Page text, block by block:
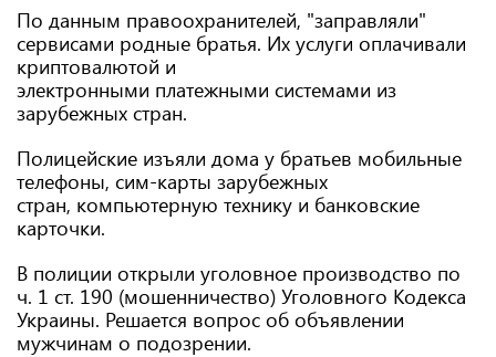
По данным правоохранителей, "заправляли"
сервисами родные братья. Их услуги оплачивали
криптовалютой и
электронными платежными системами из
зарубежных стран.
Полицейские изъяли дома у братьев мобильные
телефоны, сим-карты зарубежных
стран, компьютерную технику и банковские
карточки.
В полиции открыли уголовное производство по
ч. 1 ст. 190 (мошенничество) Уголовного Кодекса
Украины. Решается вопрос об объявлении
мужчинам о подозрении.